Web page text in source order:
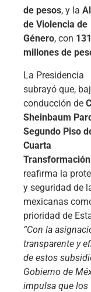
de pesos, y la
de Violencia de
Género, con 131
millones de
La Presidencia
subrayó que,
conducción de
Sheinbaum
Segundo Piso
Cuarta
Transformación
reafirma la
y seguridad de
mexicanas
prioridad de
“Con la
transparente y
de estos
Gobierno de
impulsa que los